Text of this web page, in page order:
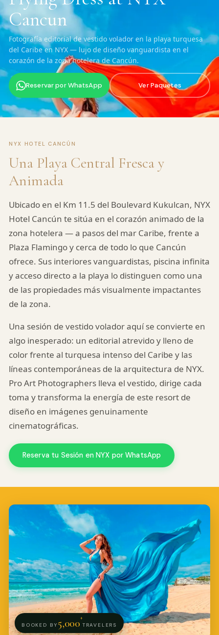
Cancun
Fotografía editorial de vestido volador en la playa turquesa
del Caribe en NYX — lujo de diseño vanguardista en el
corazón de la zona hotelera de Cancún.
Reservar por WhatsApp Ver Paquetes
NYX HOTEL CANCÚN
Una Playa Central Fresca y
Animada
Ubicado en el Km 11.5 del Boulevard Kukulcan, NYX
Hotel Cancún te sitúa en el corazón animado de la
zona hotelera — a pasos del mar Caribe, frente a
Plaza Flamingo y cerca de todo lo que Cancún
ofrece. Sus interiores vanguardistas, piscina infinita
y acceso directo a la playa lo distinguen como una
de las propiedades más visualmente impactantes
de la zona.
Una sesión de vestido volador aquí se convierte en
algo inesperado: un editorial atrevido y lleno de
color frente al turquesa intenso del Caribe y las
líneas contemporáneas de la arquitectura de NYX.
Pro Art Photographers lleva el vestido, dirige cada
toma y transforma la energía de este resort de
diseño en imágenes genuinamente
cinematográficas.
Reserva tu Sesión en NYX por WhatsApp
BOOKED BY 5,000+
TRAVELERS
en línea